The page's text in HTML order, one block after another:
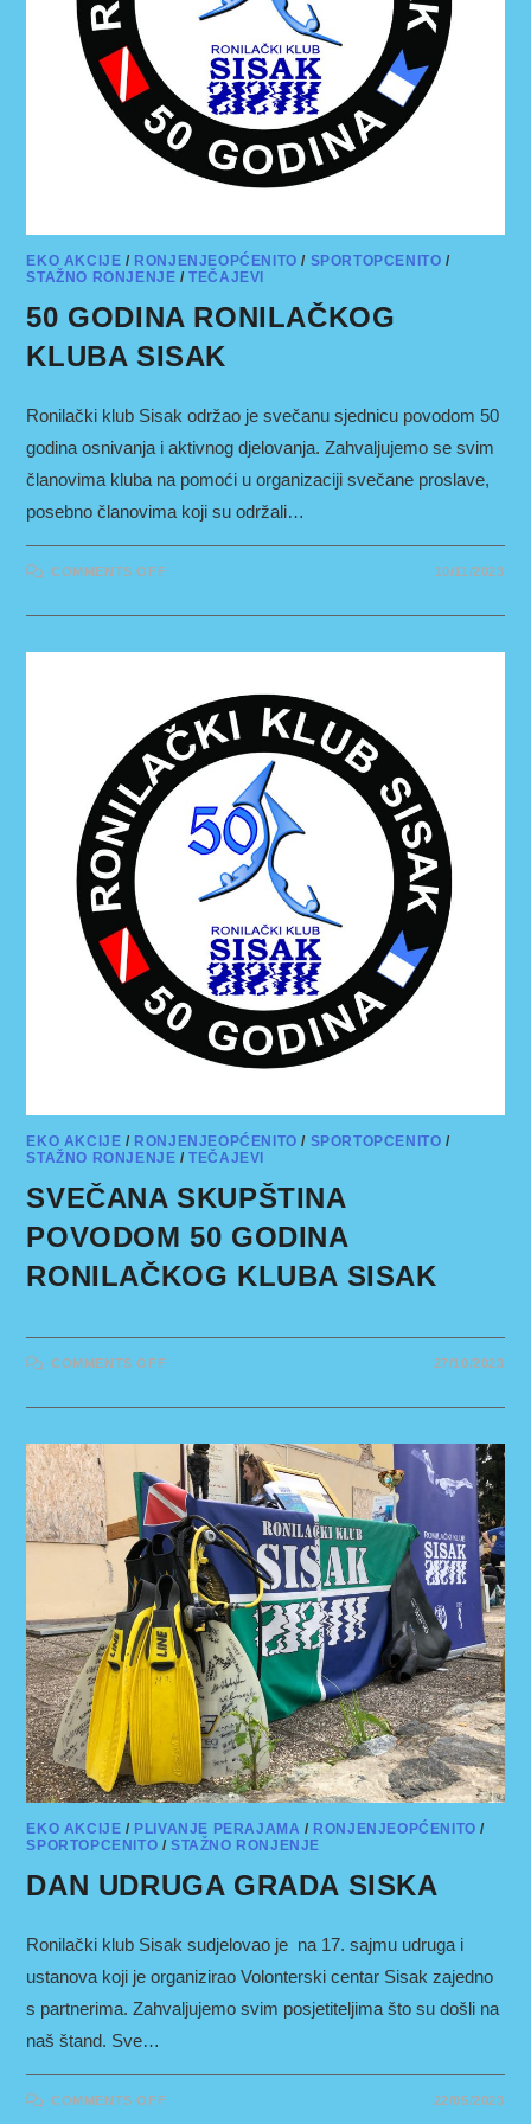
EKO AKCIJE / RONJENJEOPĆENITO / SPORTOPCENITO /
STAŽNO RONJENJE /TEČAJEVI
50 GODINA RONILAČKOG
KLUBA SISAK
Ronilački klub Sisak održao je svečanu sjednicu povodom 50
godina osnivanja i aktivnog djelovanja. Zahvaljujemo se svim
članovima kluba na pomoći u organizaciji svečane proslave,
posebno članovima koji su održali…
COMMENTS OFF
RONILAČKOG
10/11/2023
EKO AKCIJE / RONJENJEOPĆENITO / SPORTOPCENITO /
STAŽNO RONJENJE /TEČAJEVI
SVEČANA SKUPŠTINA
POVODOM 50 GODINA
RONILAČKOG KLUBA SISAK
COMMENTS OFF
POVODOM
GODINA
RONILAČKOG
KLUBA
SISAK
27/10/2023
EKO AKCIJE / PLIVANJE PERAJAMA / RONJENJEOPĆENITO /
SPORTOPCENITO /STAŽNO RONJENJE
DAN UDRUGA GRADA SISKA
Ronilački klub Sisak sudjelovao je na 17. sajmu udruga i
ustanova koji je organizirao Volonterski centar Sisak zajedno
s partnerima. Zahvaljujemo svim posjetiteljima što su došli na
naš štand. Sve…
COMMENTS OFF 22/05/2023